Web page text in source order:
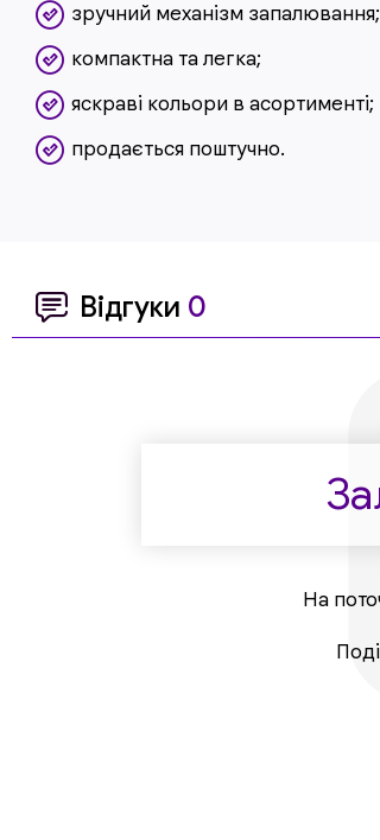
зручний механізм запалювання;
компактна та легка;
яскраві кольори в асортименті;
продається поштучно.
Відгуки 0
На